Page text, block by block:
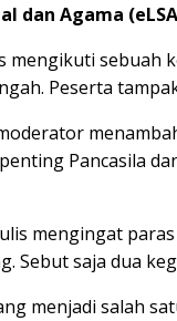
dan Agama
mengikuti sebuah
Peserta
Pancasila
mengingat
Sebut saja dua
menjadi salah